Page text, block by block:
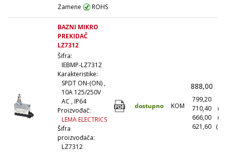
Zamene
ROHS
BAZNI MIKRO
PREKIDAČ
LZ7312
Šifra:
IEBMP-LZ7312
Karakteristike:
SPDT ON-(ON) ,
10A 125/250V
AC , IP64
Proizvođač:
LEMA ELECTRICS
Šifra
proizvođača:
LZ7312
dostupno KOM
888,00
799,20
710,40
666,00
621,60